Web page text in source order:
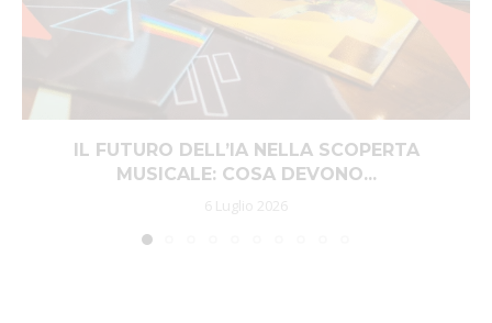
IL FUTURO DELL’IA NELLA SCOPERTA
MUSICALE: COSA DEVONO...
6 Luglio 2026